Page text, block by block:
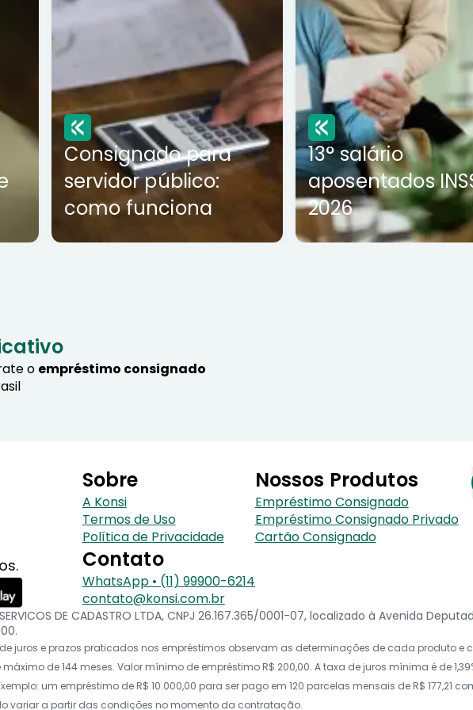
Consignado para
servidor público:
como funciona
13° salário
aposentados
2026
o empréstimo consignado
Sobre
A Konsi
Termos de Uso
Política de Privacidade
Contato
WhatsApp • (11) 99900-6214
contato@konsi.com.br
Nossos Produtos
Empréstimo Consignado
Empréstimo Consignado Privado
Cartão Consignado
DE CADASTRO LTDA, CNPJ 26.167.365/0001-07, localizado à Avenida
juros e prazos praticados nos empréstimos observam as determinações de cada produto
de 144 meses. Valor mínimo de empréstimo R$ 200,00. A taxa de juros mínima é de
um empréstimo de R$ 10.000,00 para ser pago em 120 parcelas mensais de R$ 177,21
variar a partir das condições no momento da contratação.